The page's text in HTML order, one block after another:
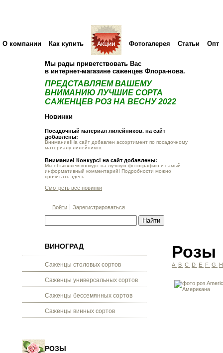
О компании Как купить Фотогалерея Статьи Опт
Мы рады приветствовать Вас
в интернет-магазине саженцев Флора-нова.
ПРЕДСТАВЛЯЕМ ВАШЕМУ
ВНИМАНИЮ ЛУЧШИЕ СОРТА
САЖЕНЦЕВ РОЗ НА ВЕСНУ 2022
Новинки
Посадочный материал лилейников. на сайт
добавлены:
Внимание!На сайт добавлен ассортимент по посадочному
материалу лилейников.
Внимание! Конкурс! на сайт добавлены:
Мы объявляем конкурс на лучшую фотографию и самый
информативный комментарий! Подробности можно
прочитать здесь
Смотреть все новинки
Войти Зарегистрироваться
ВИНОГРАД
Саженцы столовых сортов
Саженцы универсальных сортов
Саженцы бессемянных сортов
Саженцы винных сортов
РОЗЫ
Розы
A B C D E F G